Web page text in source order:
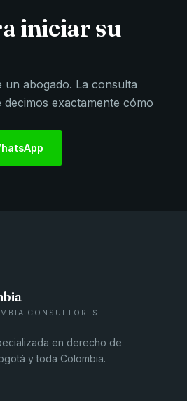
iniciar su
un abogado. La consulta
exactamente cómo
CONSULTORES
en derecho de
y toda Colombia.